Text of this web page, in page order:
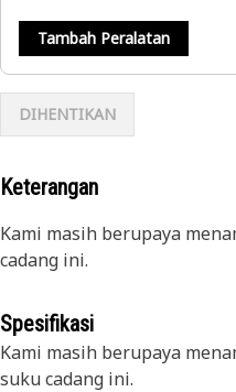
Tambah Peralatan
DIHENTIKAN
Keterangan
Kami masih berupaya
cadang ini.
Spesifikasi
Kami masih berupaya
suku cadang ini.